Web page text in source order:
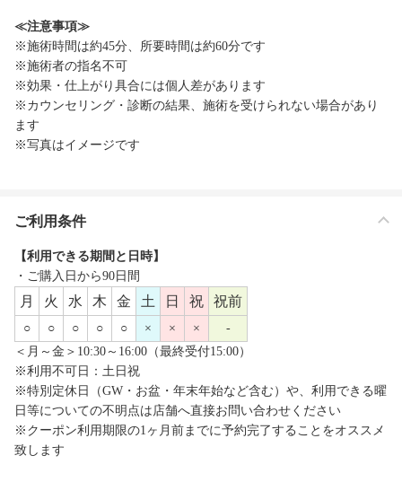
≪注意事項≫
※施術時間は約45分、所要時間は約60分です
※施術者の指名不可
※効果・仕上がり具合には個人差があります
※カウンセリング・診断の結果、施術を受けられない場合があり
ます
※写真はイメージです
ご利用条件
【利用できる期間と日時】
・ご購入日から90日間
月 火 水 木 金 土 日 祝 祝前
○ ○ ○ ○ ○ × × ×
-
＜月～金＞10:30～16:00（最終受付15:00）
※利用不可日：土日祝
※特別定休日（GW・お盆・年末年始など含む）や、利用できる曜
日等についての不明点は店舗へ直接お問い合わせください
※クーポン利用期限の1ヶ月前までに予約完了することをオススメ
致します